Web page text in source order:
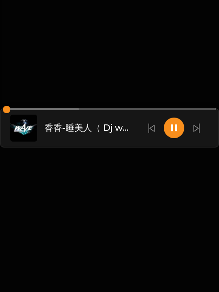
香香-睡美人（ Dj wave Mix